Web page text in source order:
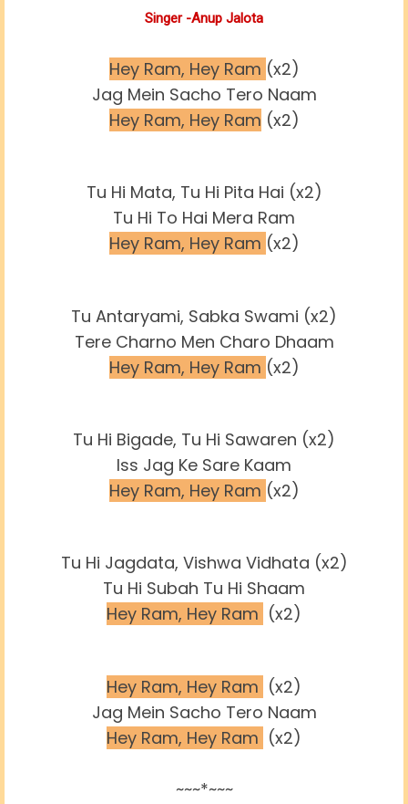
Singer -Anup Jalota
Hey Ram, Hey Ram (x2)
Jag Mein Sacho Tero Naam
Hey Ram, Hey Ram (x2)
Tu Hi Mata, Tu Hi Pita Hai (x2)
Tu Hi To Hai Mera Ram
Hey Ram, Hey Ram (x2)
Tu Antaryami, Sabka Swami (x2)
Tere Charno Men Charo Dhaam
Hey Ram, Hey Ram (x2)
Tu Hi Bigade, Tu Hi Sawaren (x2)
Iss Jag Ke Sare Kaam
Hey Ram, Hey Ram (x2)
Tu Hi Jagdata, Vishwa Vidhata (x2)
Tu Hi Subah Tu Hi Shaam
Hey Ram, Hey Ram (x2)
Hey Ram, Hey Ram (x2)
Jag Mein Sacho Tero Naam
Hey Ram, Hey Ram (x2)
~~~*~~~